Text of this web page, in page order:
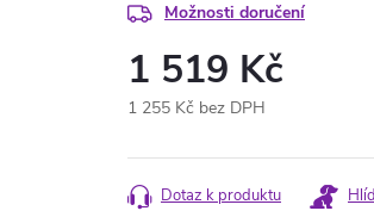
Možnosti doručení
1 519 Kč
1 255 Kč bez DPH
cena:
Dotaz k produktu